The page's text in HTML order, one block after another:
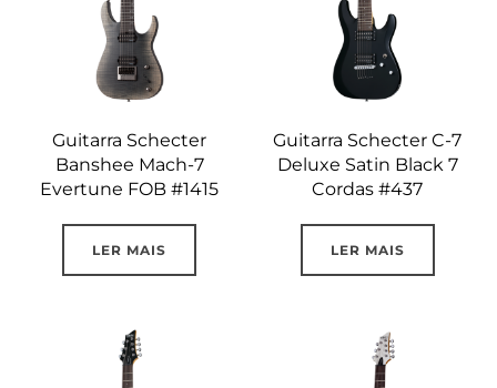
Guitarra Schecter
Banshee Mach-7
Evertune FOB #1415
LER MAIS
Guitarra Schecter C-7
Deluxe Satin Black 7
Cordas #437
LER MAIS